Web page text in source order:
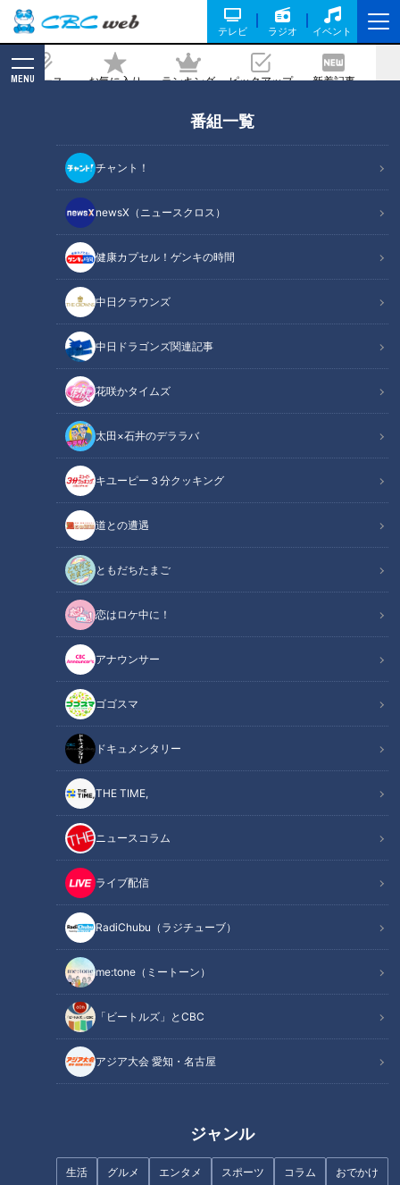
テレビ ラジオ イベント
ニュース お気に入り ランキング ピックアップ 新着記事
MENU
番組一覧
チャント！
newsX（ニュースクロス）
健康カプセル！ゲンキの時間
中日クラウンズ
中日ドラゴンズ関連記事
花咲かタイムズ
太田×石井のデララバ
キユーピー３分クッキング
道との遭遇
ともだちたまご
恋はロケ中に！
アナウンサー
ゴゴスマ
ドキュメンタリー
THE TIME,
ニュースコラム
ライブ配信
RadiChubu（ラジチューブ）
me:tone（ミートーン）
「ビートルズ」とCBC
アジア大会 愛知・名古屋
ジャンル
生活 グルメ エンタメ スポーツ コラム おでかけ
界 将来の担い手確保
2026/05/13 17:50
動画配信期限 2028年3月31日（金）23:59まで
チャント！
「よしお兄さんのもっと“みえ”推し！」動画
三重県では建設業の将来の担い手を確保するため様々な施策を
行っています。 今回、よしお兄さんは桑名市の天元工業へ。
子どもたちと一緒に進化する建設業を体験します。
この記事の画像を見る
この記事を見たあなたへのおすすめ
伝統の技を注いだ ひとしずく
三重の逸品 四日市の萬古焼
海沿いキャンプ場で夏レジャー
タイムカプセルで50年前へ！三
重県誕生150周年記念
藍染糸で織る粋な縞柄